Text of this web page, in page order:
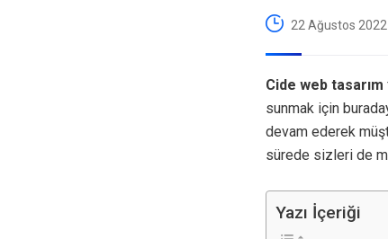
22 Ağustos 2022
Cide web tasarım
sunmak için
devam ederek
sürede sizleri de
Yazı İçeriği